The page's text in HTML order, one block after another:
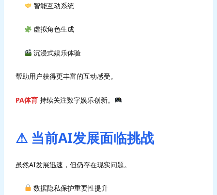
智能互动系统
虚拟角色生成
沉浸式娱乐体验
帮助用户获得更丰富的互动感受。
PA体育持续关注数字娱乐创新。
⚠ 当前AI发展面临挑战
虽然AI发展迅速，但仍存在现实问题。
数据隐私保护重要性提升